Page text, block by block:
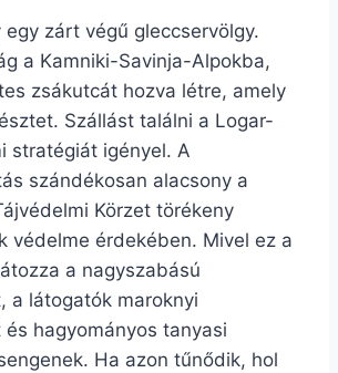
zárt végű gleccservölgy.
a Kamniki-Savinja-Alpokba,
zsákutcát hozva létre, amely
Szállást találni a Logar-
stratégiát igényel. A
szándékosan alacsony a
Körzet törékeny
védelme érdekében. Mivel ez a
a nagyszabású
a látogatók maroknyi
hagyományos tanyasi
Ha azon tűnődik, hol